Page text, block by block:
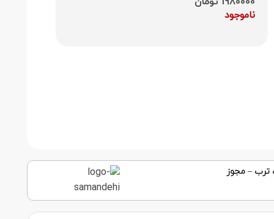
ناموجود
ترب – مجوز